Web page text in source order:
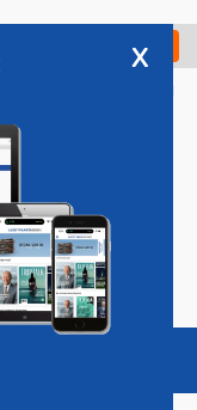
Check in
Vacatures
x